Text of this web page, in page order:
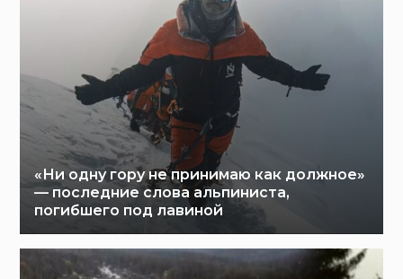
«Ни одну гору не принимаю как должное»
— последние слова альпиниста,
погибшего под лавиной